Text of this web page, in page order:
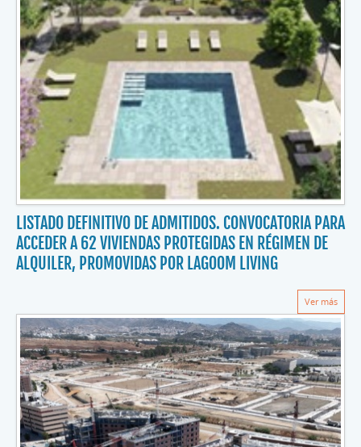
LISTADO DEFINITIVO DE ADMITIDOS. CONVOCATORIA PARA
ACCEDER A 62 VIVIENDAS PROTEGIDAS EN RÉGIMEN DE
ALQUILER, PROMOVIDAS POR LAGOOM LIVING
Ver más